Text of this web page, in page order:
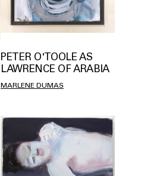
PETER O'TOOLE AS
LAWRENCE OF ARABIA
MARLENE DUMAS